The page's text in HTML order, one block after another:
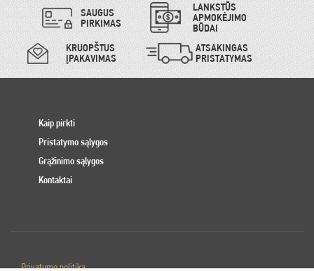
SAUGUS
PIRKIMAS
LANKSTŪS
APMOKĖJIMO
BŪDAI
KRUOPŠTUS
ĮPAKAVIMAS
ATSAKINGAS
PRISTATYMAS
Kaip pirkti
Pristatymo sąlygos
Grąžinimo sąlygos
Kontaktai
Privatumo politika